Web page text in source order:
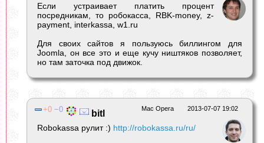
Если устраивает платить процент
посредникам, то робокасса, RBK-money, z-
payment, interkassa, w1.ru
Для своих сайтов я пользуюсь биллингом для
Joomla, он все это и еще кучу ништяков позволяет,
но там заточка под движок.
2013-07-07 19:02
Mac Opera
0 0 bitl
Robokassa рулит :) http://robokassa.ru/ru/